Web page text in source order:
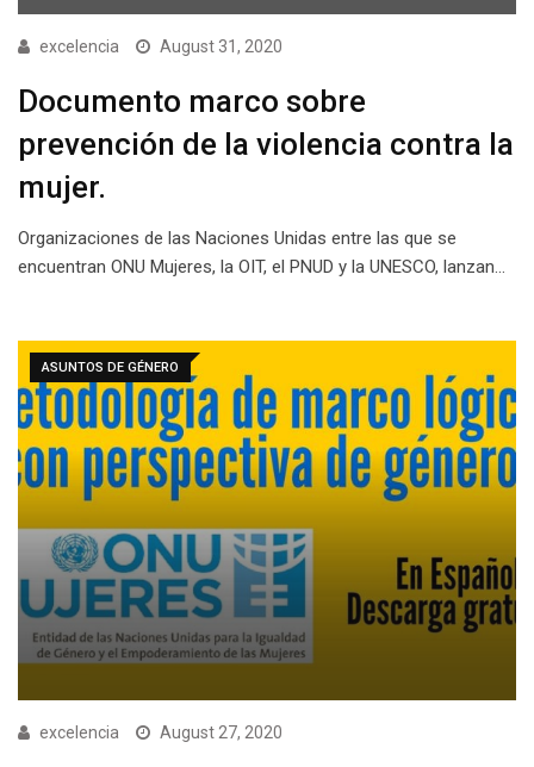
excelencia August 31, 2020
Documento marco sobre
prevención de la violencia contra la
mujer.
Organizaciones de las Naciones Unidas entre las que se
encuentran ONU Mujeres, la OIT, el PNUD y la UNESCO, lanzan…
ASUNTOS DE GÉNERO
excelencia August 27, 2020